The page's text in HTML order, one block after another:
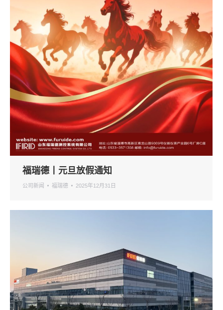
福瑞德丨元旦放假通知
公司新闻 福瑞德 2025年12月31日